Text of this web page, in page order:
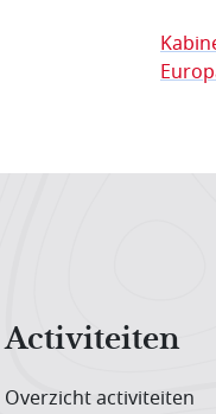
Activiteiten
Overzicht activiteiten